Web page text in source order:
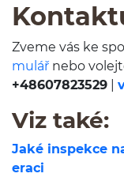
Zveme vás ke
mulář nebo
+48607823529
Viz také:
Jaké inspekce
eraci